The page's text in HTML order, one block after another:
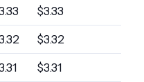
$3.33
$3.32
$3.31